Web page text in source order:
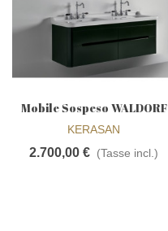
Mobile Sospeso WALDORF
cm 150 Kearsan
KERASAN
2.700,00 € (Tasse incl.)